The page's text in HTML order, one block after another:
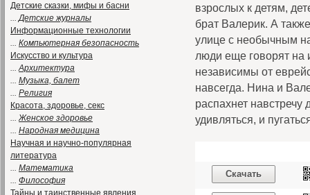
Детские сказки, мифы и басни
...Детские журналы
Информационные технологии
... Компьютерная безопасность
Искусство и культура
...Архитектура
... Музыка, балет
... Религия
Красота, здоровье, секс
...Женское здоровье
... Народная медицина
Научная и научно-популярная
литература
... Математика
... Философия
Тайны и таинственные явления
взрослых к детям,
брат Валерик. А
улице с необычным
люди еще говорят на
независимы от
навсегда. Нина и
распахнет
удивляться, и
Скачать